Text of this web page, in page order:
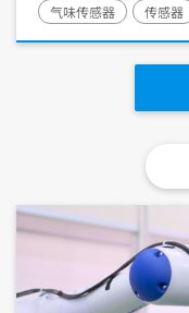
气味传感器
传感器